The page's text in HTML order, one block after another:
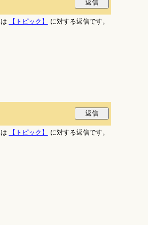
【トピック】 に対する返信です。
【トピック】 に対する返信です。